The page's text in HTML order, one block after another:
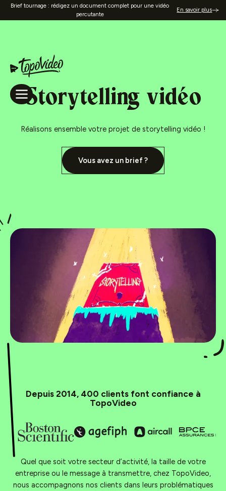
Brief tournage : rédigez un document complet pour une vidéo
percutante
En savoir plus
Storytelling vidéo
Réalisons ensemble votre projet de storytelling vidéo !
Vous avez un brief ?
Depuis 2014, 400 clients font confiance à
TopoVideo
Quel que soit votre secteur d’activité, la taille de votre
entreprise ou le message à transmettre, chez TopoVideo,
nous accompagnons nos clients dans leurs problématiques